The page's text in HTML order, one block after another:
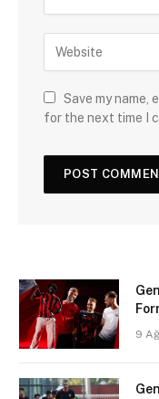
Save my name,
for the next time I
9